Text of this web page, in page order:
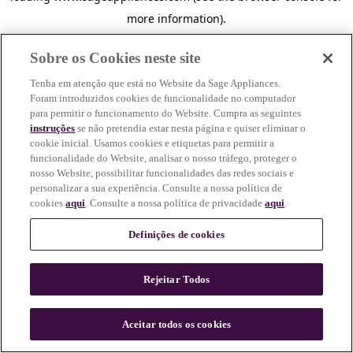
more information).
n
Sobre os Cookies neste site
Tenha em atenção que está no Website da Sage Appliances.
Foram introduzidos cookies de funcionalidade no computador
para permitir o funcionamento do Website. Cumpra as seguintes
instruções se não pretendia estar nesta página e quiser eliminar o
cookie inicial. Usamos cookies e etiquetas para permitir a
funcionalidade do Website, analisar o nosso tráfego, proteger o
nosso Website, possibilitar funcionalidades das redes sociais e
personalizar a sua experiência. Consulte a nossa política de
cookiesaqui. Consulte a nossa política de privacidadeaqui.
Definições de cookies
Rejeitar Todos
Aceitar todos os cookies